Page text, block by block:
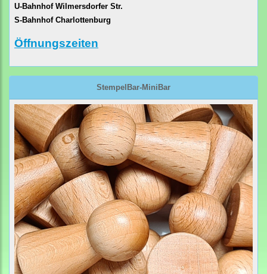
U-Bahnhof Wilmersdorfer Str.
S-Bahnhof Charlottenburg
Öffnungszeiten
StempelBar-MiniBar